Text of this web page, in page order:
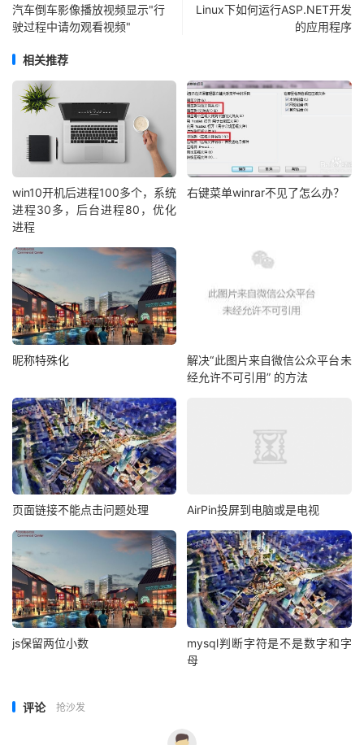
汽车倒车影像播放视频显示"行
驶过程中请勿观看视频"
Linux下如何运行ASP.NET开发
的应用程序
相关推荐
win10开机后进程100多个，系统
进程30多，后台进程80，优化
进程
右键菜单winrar不见了怎么办？
昵称特殊化
解决“此图片来自微信公众平台未
经允许不可引用” 的方法
页面链接不能点击问题处理 AirPin投屏到电脑或是电视
js保留两位小数
mysql判断字符是不是数字和字
母
评论 抢沙发